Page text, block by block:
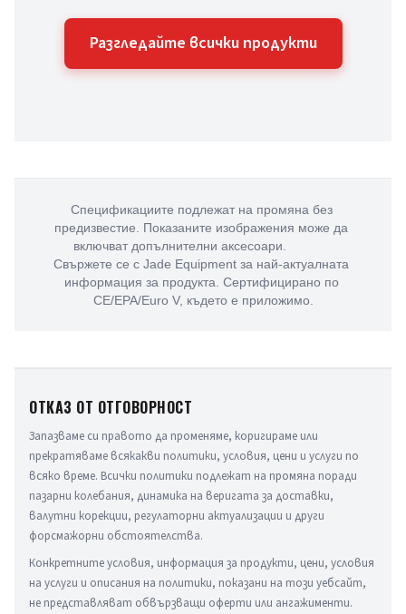
Разгледайте всички продукти
Спецификациите подлежат на промяна без
предизвестие. Показаните изображения може да
включват допълнителни аксесоари.
Свържете се с Jade Equipment за най-актуалната
информация за продукта. Сертифицирано по
CE/EPA/Euro V, където е приложимо.
ОТКАЗ ОТ ОТГОВОРНОСТ
Запазваме си правото да променяме, коригираме или
прекратяваме всякакви политики, условия, цени и услуги по
всяко време. Всички политики подлежат на промяна поради
пазарни колебания, динамика на веригата за доставки,
валутни корекции, регулаторни актуализации и други
форсмажорни обстоятелства.
Конкретните условия, информация за продукти, цени, условия
на услуги и описания на политики, показани на този уебсайт,
не представляват обвързващи оферти или ангажименти.